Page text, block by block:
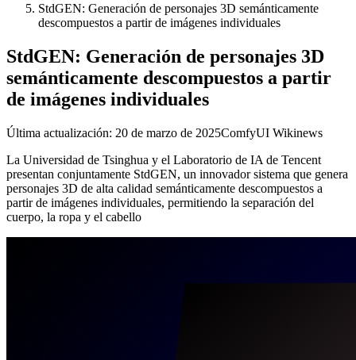
StdGEN: Generación de personajes 3D semánticamente
descompuestos a partir de imágenes individuales
StdGEN: Generación de personajes 3D
semánticamente descompuestos a partir
de imágenes individuales
Última actualización: 20 de marzo de 2025ComfyUI Wikinews
La Universidad de Tsinghua y el Laboratorio de IA de Tencent
presentan conjuntamente StdGEN, un innovador sistema que genera
personajes 3D de alta calidad semánticamente descompuestos a
partir de imágenes individuales, permitiendo la separación del
cuerpo, la ropa y el cabello